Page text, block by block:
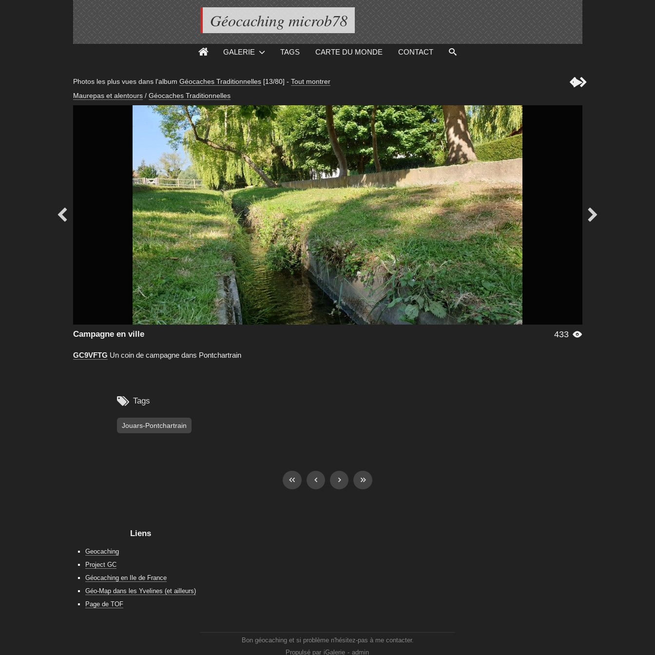
Géocaching microb78
GALERIE TAGS CARTE DU MONDE CONTACT
Photos les plus vues dans l'album Géocaches Traditionnelles [13/80] - Tout montrer
Maurepas et alentours / Géocaches Traditionnelles

 
433 
Campagne en ville
GC9VFTG Un coin de campagne dans Pontchartrain
 Tags
Jouars-Pontchartrain
Liens
Geocaching
Project GC
Géocaching en Ile de France
Géo-Map dans les Yvelines (et ailleurs)
Page de TOF
Bon géocaching et si problème n'hésitez-pas à me contacter.
Propulsé par iGalerie - admin